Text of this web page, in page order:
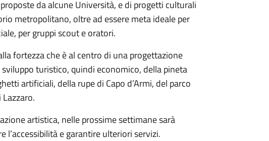
da alcune Università, e di progetti culturali
metropolitano, oltre ad essere meta ideale per
per gruppi scout e oratori.
fortezza che è al centro di una progettazione
turistico, quindi economico, della pineta
artificiali, della rupe di Capo d’Armi, del parco
artistica, nelle prossime settimane sarà
e garantire ulteriori servizi.